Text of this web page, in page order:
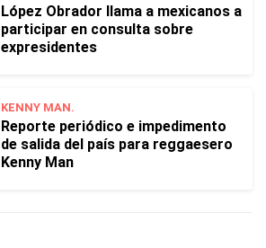
López Obrador llama a mexicanos a
participar en consulta sobre
expresidentes
KENNY MAN.
Reporte periódico e impedimento
de salida del país para reggaesero
Kenny Man